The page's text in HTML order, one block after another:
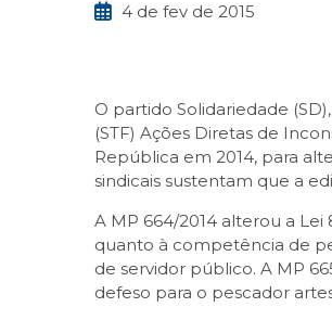
4 de fev de 2015
O partido Solidariedade
(STF) Ações Diretas de
República em 2014, para
sindicais sustentam que a
A MP 664/2014 alterou a
quanto à competência de
de servidor público. A MP
defeso para o pescador